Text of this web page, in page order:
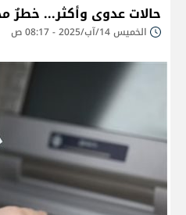
حالات عدوى وأكثر... خطرٌ
الخميس 14/آب/2025 - 08:17 ص